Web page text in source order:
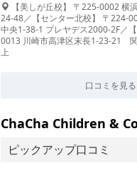
【美しが丘校】 〒225-0002 横
24-48／【センター北校】 〒224-
中央1-38-1 プレヤデス2000-2F／
0013 川崎市高津区末長1-23-21
上
口コミを見る
ChaCha Children &
ピックアップ口コミ